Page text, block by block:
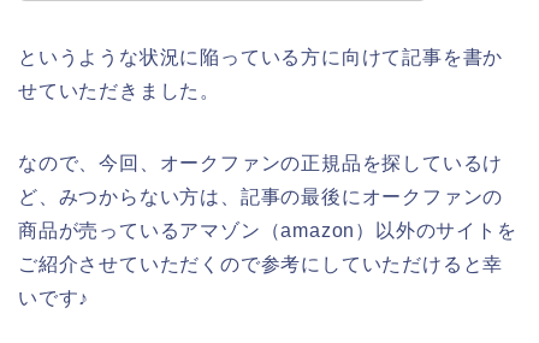
というような状況に陥っている方に向けて記事を書か
せていただきました。
なので、今回、オークファンの正規品を探しているけ
ど、みつからない方は、記事の最後にオークファンの
商品が売っているアマゾン（amazon）以外のサイトを
ご紹介させていただくので参考にしていただけると幸
いです♪